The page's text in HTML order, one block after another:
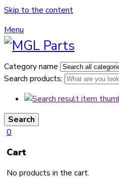
Skip to the content
Menu
Category name
Search products:
Search
0
Cart
No products in the cart.